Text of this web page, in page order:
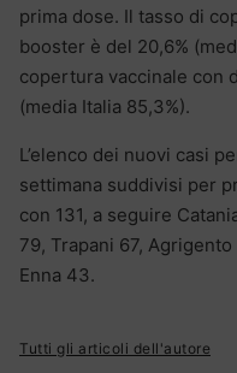
prima dose. Il tasso di
booster è del 20,6%
copertura vaccinale con
(media Italia 85,3%).
L’elenco dei nuovi casi
settimana suddivisi per
con 131, a seguire
79, Trapani 67,
Enna 43.
Tutti gli articoli dell'autore